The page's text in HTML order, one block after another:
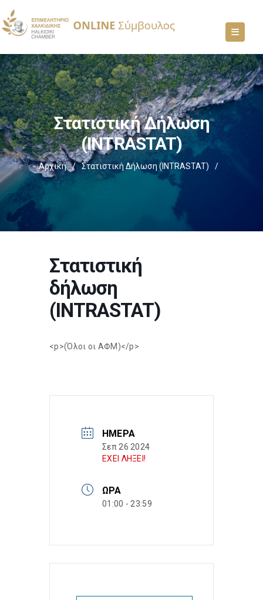
Στατιστική Δήλωση
(INTRASTAT)
Αρχική / Στατιστική Δήλωση (INTRASTAT) /
Στατιστική
δήλωση
(INTRASTAT)
<p>(Όλοι οι ΑΦΜ)</p>
ΗΜΈΡΑ
Σεπ 26 2024
ΕΧΕΙ ΛΗΞΕΙ!
ΏΡΑ
01:00 - 23:59